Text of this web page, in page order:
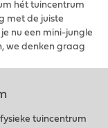
hét tuincentrum
met de juiste
nu een mini-jungle
we denken graag
tuincentrum